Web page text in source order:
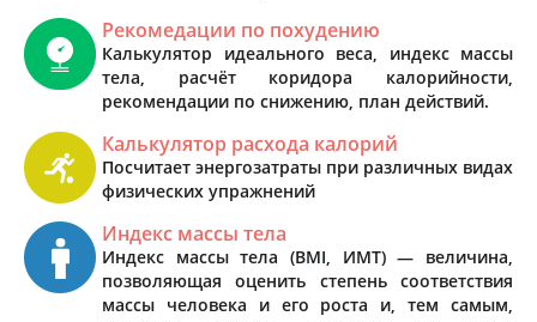
Рекомедации по похудению
Калькулятор идеального веса, индекс массы
тела, расчёт коридора калорийности,
рекомендации по снижению, план действий.
Калькулятор расхода калорий
Посчитает энергозатраты при различных видах
физических упражнений
Индекс массы тела
Индекс массы тела (BMI, ИМТ) — величина,
позволяющая оценить степень соответствия
массы человека и его роста и, тем самым,